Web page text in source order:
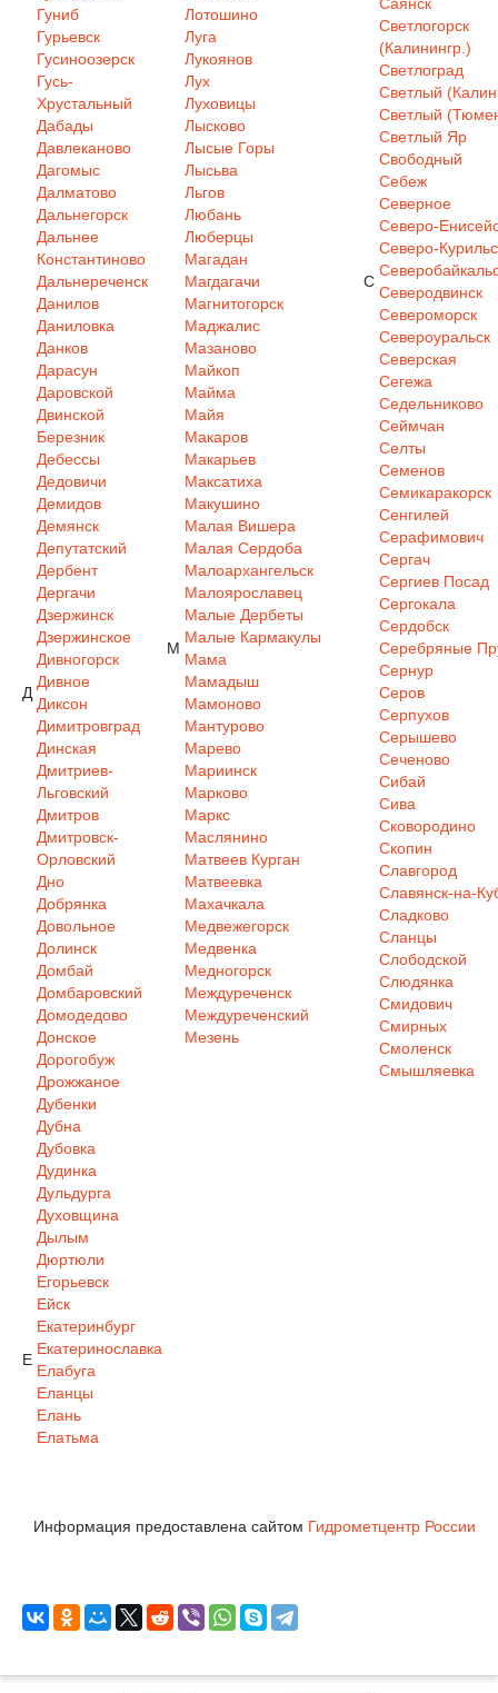
Гуниб
Гурьевск
Гусиноозерск
Гусь-
Хрустальный
Д
Дабады
Давлеканово
Дагомыс
Далматово
Дальнегорск
Дальнее
Константиново
Дальнереченск
Данилов
Даниловка
Данков
Дарасун
Даровской
Двинской
Березник
Дебессы
Дедовичи
Демидов
Демянск
Депутатский
Дербент
Дергачи
Дзержинск
Дзержинское
Дивногорск
Дивное
Диксон
Димитровград
Динская
Дмитриев-
Льговский
Дмитров
Дмитровск-
Орловский
Дно
Добрянка
Довольное
Долинск
Домбай
Домбаровский
Домодедово
Донское
Дорогобуж
Дрожжаное
Дубенки
Дубна
Дубовка
Дудинка
Дульдурга
Духовщина
Дылым
Дюртюли
Е
Егорьевск
Ейск
Екатеринбург
Екатеринославка
Елабуга
Еланцы
Елань
Елатьма
Лотошино
Луга
Лукоянов
Лух
Луховицы
Лысково
Лысые Горы
Лысьва
Льгов
Любань
Люберцы
М
Магадан
Магдагачи
Магнитогорск
Маджалис
Мазаново
Майкоп
Майма
Майя
Макаров
Макарьев
Максатиха
Макушино
Малая Вишера
Малая Сердоба
Малоархангельск
Малоярославец
Малые Дербеты
Малые Кармакулы
Мама
Мамадыш
Мамоново
Мантурово
Марево
Мариинск
Марково
Маркс
Маслянино
Матвеев Курган
Матвеевка
Махачкала
Медвежегорск
Медвенка
Медногорск
Междуреченск
Междуреченский
Мезень
С
Светлогорск
(Калинингр.)
Светлоград
Светлый
Светлый
Светлый Яр
Свободный
Себеж
Северное
Северо-
Северо-
Северодвинск
Североморск
Североуральск
Северская
Сегежа
Седельниково
Сеймчан
Селты
Семенов
Семикаракорск
Сенгилей
Серафимович
Сергач
Сергиев Посад
Сергокала
Сердобск
Серебряные
Сернур
Серов
Серпухов
Серышево
Сеченово
Сибай
Сива
Сковородино
Скопин
Славгород
Славянск-на-
Сладково
Сланцы
Слободской
Слюдянка
Смидович
Смирных
Смоленск
Смышляевка
Информация предоставлена сайтом Гидрометцентр России